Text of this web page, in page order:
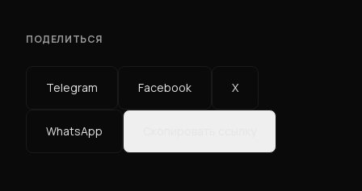
ПОДЕЛИТЬСЯ
Telegram Facebook X
WhatsApp